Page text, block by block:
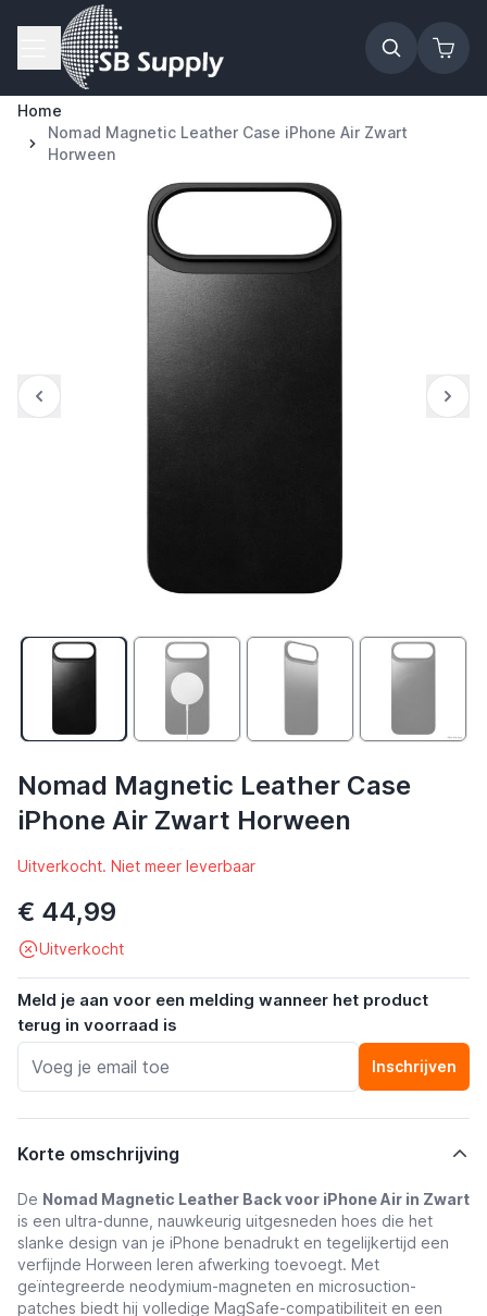
Ga naar de inhoud
Home
Nomad Magnetic Leather Case iPhone Air Zwart
Horween
Nomad Magnetic Leather Case
iPhone Air Zwart Horween
Uitverkocht. Niet meer leverbaar
€ 44,99
Uitverkocht
Meld je aan voor een melding wanneer het product
terug in voorraad is
Inschrijven
Korte omschrijving
De Nomad Magnetic Leather Back voor iPhone Air in Zwart
is een ultra-dunne, nauwkeurig uitgesneden hoes die het
slanke design van je iPhone benadrukt en tegelijkertijd een
verfijnde Horween leren afwerking toevoegt. Met
geïntegreerde neodymium-magneten en microsuction-
patches biedt hij volledige MagSafe-compatibiliteit en een